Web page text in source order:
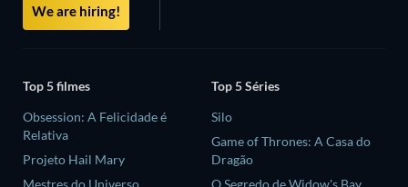
We are hiring!
Top 5 filmes
Obsession: A Felicidade é
Relativa
Projeto Hail Mary
Top 5 Séries
Silo
Game of Thrones: A Casa do
Dragão